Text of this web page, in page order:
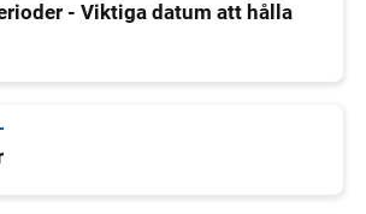
- Viktiga datum att hålla